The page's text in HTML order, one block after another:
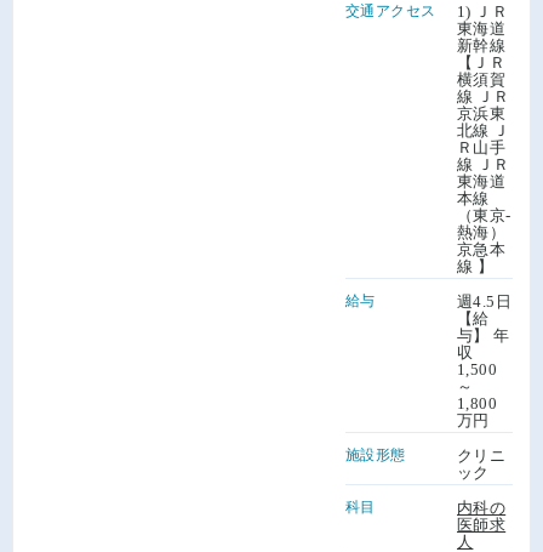
交通アクセス
1) ＪＲ
東海道
新幹線
【ＪＲ
横須賀
線 ＪＲ
京浜東
北線 Ｊ
Ｒ山手
線 ＪＲ
東海道
本線
（東京-
熱海）
京急本
線 】
給与
週4.5日
【給
与】 年
収
1,500
～
1,800
万円
施設形態
クリニ
ック
科目
内科の
医師求
人